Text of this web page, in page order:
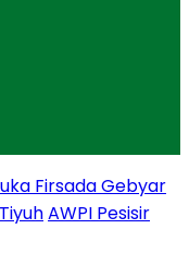
Firsada Gebyar
AWPI Pesisir